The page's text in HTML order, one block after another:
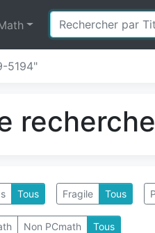
5194"
Tous Fragile Tous
Non PCmath Tous